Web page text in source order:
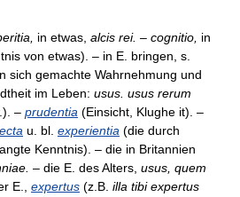
in etwas, alcis rei. – cognitio, in
von etwas). – in E. bringen, s.
sich gemachte Wahrnehmung und
im Leben: usus. usus rerum
– prudentia (Einsicht, Klughe it). –
u. bl. experientia (die durch
Kenntnis). – die in Britannien
– die E. des Alters, usus, quem
E., expertus (z.B. illa tibi expertus